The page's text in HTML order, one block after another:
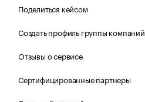
Поделиться кейсом
Создать профиль группы компаний
Отзывы о сервисе
Сертифицированные партнеры